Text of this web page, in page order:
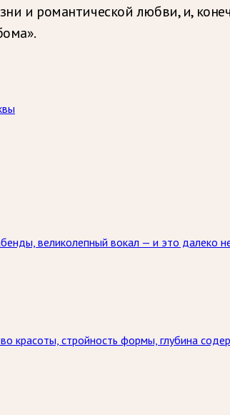
и романтической любви, и,
великолепный вокал — и это далеко
красоты, стройность формы, глубина